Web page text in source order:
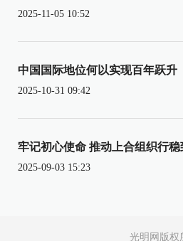
2025-11-05 10:52
中国国际地位何以实现百年跃升
2025-10-31 09:42
牢记初心使命 推动上合组织行稳
2025-09-03 15:23
光明网版权